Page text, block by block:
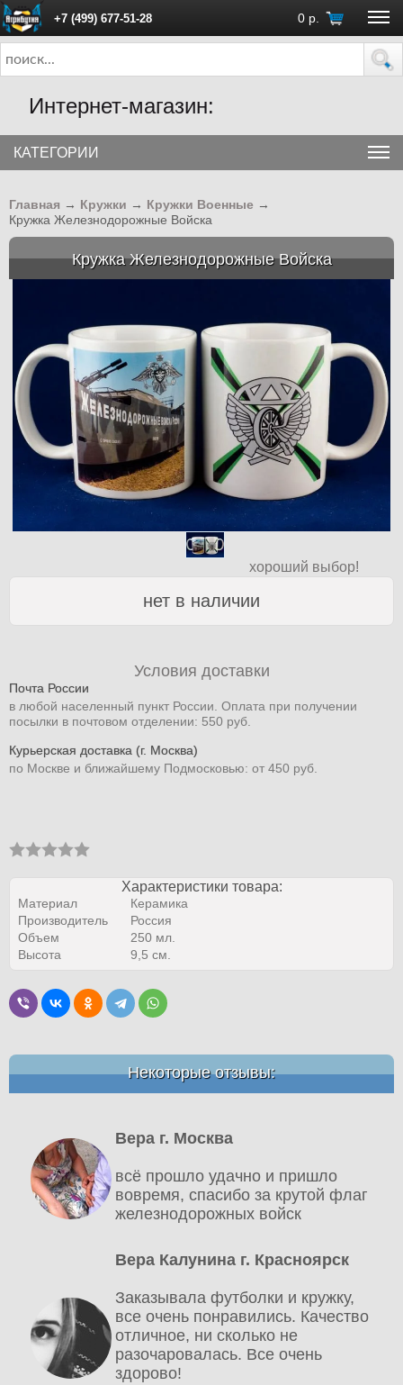
+7 (499) 677-51-28 0 р.
ПН - ПТ с 10:00 до 18:00 (Москва)
Интернет-магазин:
КАТЕГОРИИ
Главная → Кружки → Кружки Военные →
Кружка Железнодорожные Войска
Кружка Железнодорожные Войска
хороший выбор!
нет в наличии
Условия доставки
Почта России
в любой населенный пункт России. Оплата при получении
посылки в почтовом отделении: 550 руб.
Курьерская доставка (г. Москва)
по Москве и ближайшему Подмосковью: от 450 руб.
Характеристики товара:
Материал
Керамика
Производитель
Россия
Объем
250 мл.
Высота
9,5 см.
Некоторые отзывы:
Вера г. Москва
всё прошло удачно и пришло
вовремя, спасибо за крутой флаг
железнодорожных войск
Вера Калунина г. Красноярск
Заказывала футболки и кружку,
все очень понравились. Качество
отличное, ни сколько не
разочаровалась. Все очень
здорово!